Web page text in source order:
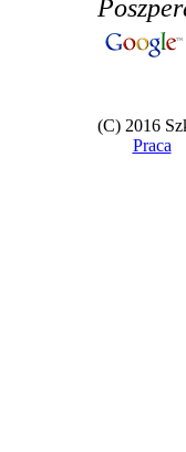
(C) 2016
Praca